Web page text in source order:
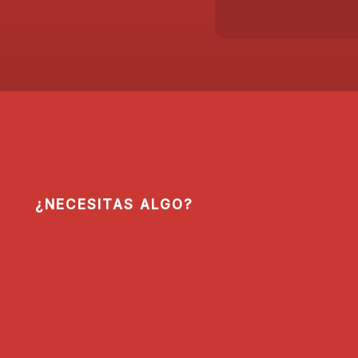
¿NECESITAS ALGO?